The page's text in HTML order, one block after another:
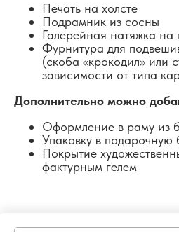
Печать на холсте
Подрамник из сосны
Галерейная натяжка на
Фурнитура для
(скоба «крокодил» или
зависимости от типа
Дополнительно можно
Оформление в раму из
Упаковку в подарочную
Покрытие
фактурным гелем